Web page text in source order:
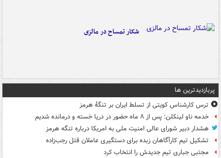
شکار تمساح در مالزی
پربازدیدترین ها
ترس کارشناس کویتی از تسلط ایران بر تنگۀ هرمز
خدمه ناو لینکلن: پس از ۸ ماه حضور در دریا خسته و درمانده‌ شدیم
هشدار دبیر شورای عالی امنیت ملی به امریکا درباره تنگه هرمز
تشکیل تیم کارآگاهان زبده برای دستگیری عاملان قتل رجب‌زاده
مجتبی جباری تیم جدیدش را انتخاب کرد